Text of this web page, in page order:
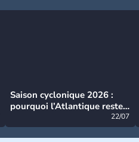
Saison cyclonique 2026 :
pourquoi l’Atlantique reste
22/07